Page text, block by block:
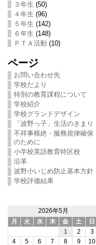
３年生 (50)
４年生 (96)
５年生 (142)
６年生 (148)
ＰＴＡ活動 (10)
ページ
お問い合わせ先
学校だより
特別の教育課程について
学校紹介
学校グランドデザイン
「波野っ子」生活のきまり
不祥事根絶・服務規律確保
のために
小学校英語教育特区校
沿革
波野小いじめ防止基本方針
学校評価結果
2026年5月
月
火 水 木 金 土 日
1 2
3
4
5 6 7 8 9
10